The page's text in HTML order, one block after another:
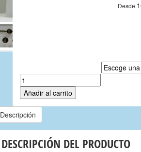
Desde
Añadir al carrito
Descripción
DESCRIPCIÓN DEL PRODUCTO